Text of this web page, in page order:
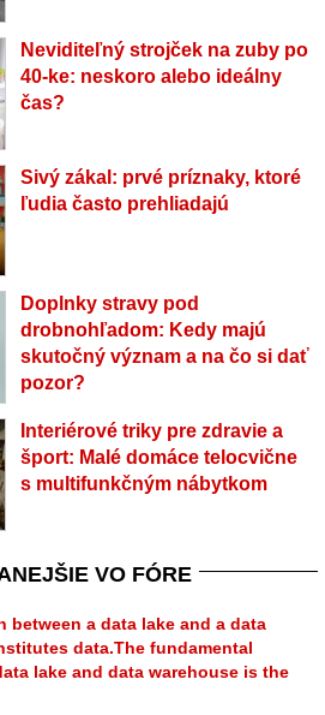
Neviditeľný strojček na zuby po
40-ke: neskoro alebo ideálny
čas?
Sivý zákal: prvé príznaky, ktoré
ľudia často prehliadajú
Doplnky stravy pod
drobnohľadom: Kedy majú
skutočný význam a na čo si dať
pozor?
Interiérové triky pre zdravie a
šport: Malé domáce telocvične
s multifunkčným nábytkom
VO FÓRE
between a data lake and a data
data.The fundamental
lake and data warehouse is the